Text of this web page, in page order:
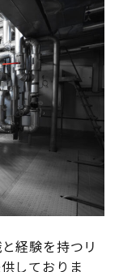
経験を持つリ
しておりま